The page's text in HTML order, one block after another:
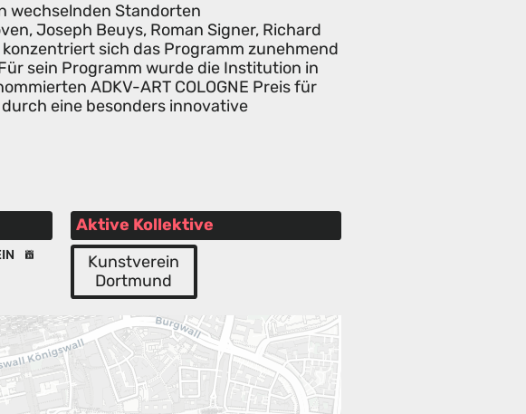
wechselnden Standorten
Joseph Beuys, Roman Signer, Richard
sich das Programm zunehmend
sein Programm wurde die Institution in
ADKV-ART COLOGNE Preis für
eine besonders innovative
Aktive Kollektive
Kunstverein
Dortmund